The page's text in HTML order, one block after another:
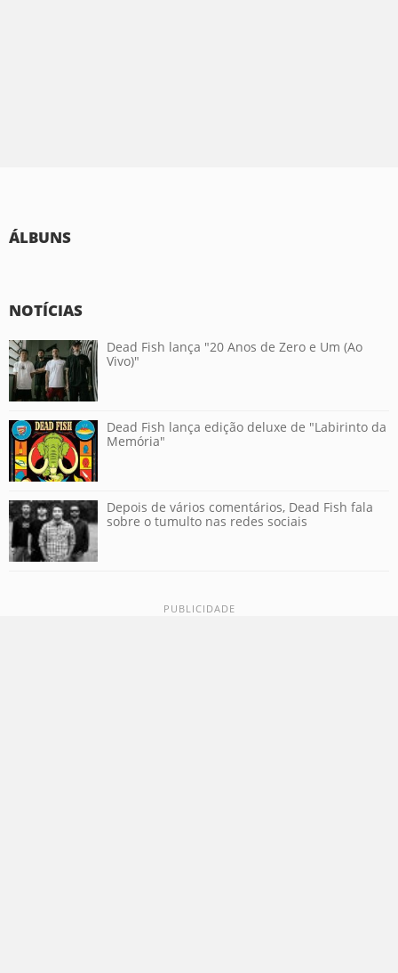
ÁLBUNS
NOTÍCIAS
Dead Fish lança "20 Anos de Zero e Um (Ao
Vivo)"
Dead Fish lança edição deluxe de "Labirinto da
Memória"
Depois de vários comentários, Dead Fish fala
sobre o tumulto nas redes sociais